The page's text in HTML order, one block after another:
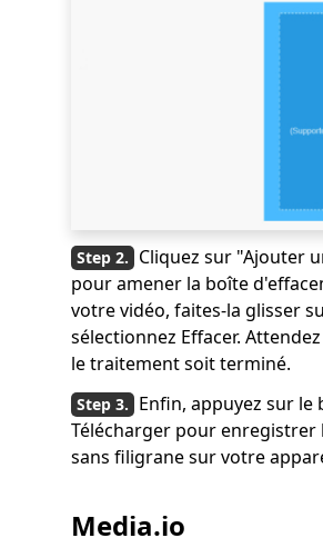
Cliquez sur "Ajouter
pour amener la boîte
votre vidéo, faites-la glisser
sélectionnez Effacer.
le traitement soit terminé.
Enfin, appuyez sur le
Télécharger pour enregistrer
sans filigrane sur votre
Media.io